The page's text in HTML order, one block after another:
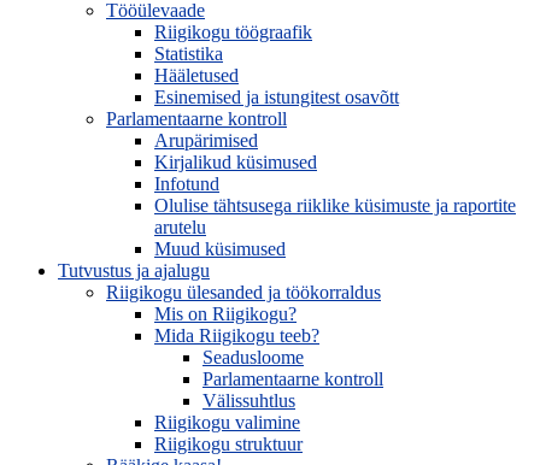
Tööülevaade
Riigikogu töögraafik
Statistika
Hääletused
Esinemised ja istungitest osavõtt
Parlamentaarne kontroll
Arupärimised
Kirjalikud küsimused
Infotund
Olulise tähtsusega riiklike küsimuste ja raportite
arutelu
Muud küsimused
Tutvustus ja ajalugu
Riigikogu ülesanded ja töökorraldus
Mis on Riigikogu?
Mida Riigikogu teeb?
Seadusloome
Parlamentaarne kontroll
Välissuhtlus
Riigikogu valimine
Riigikogu struktuur